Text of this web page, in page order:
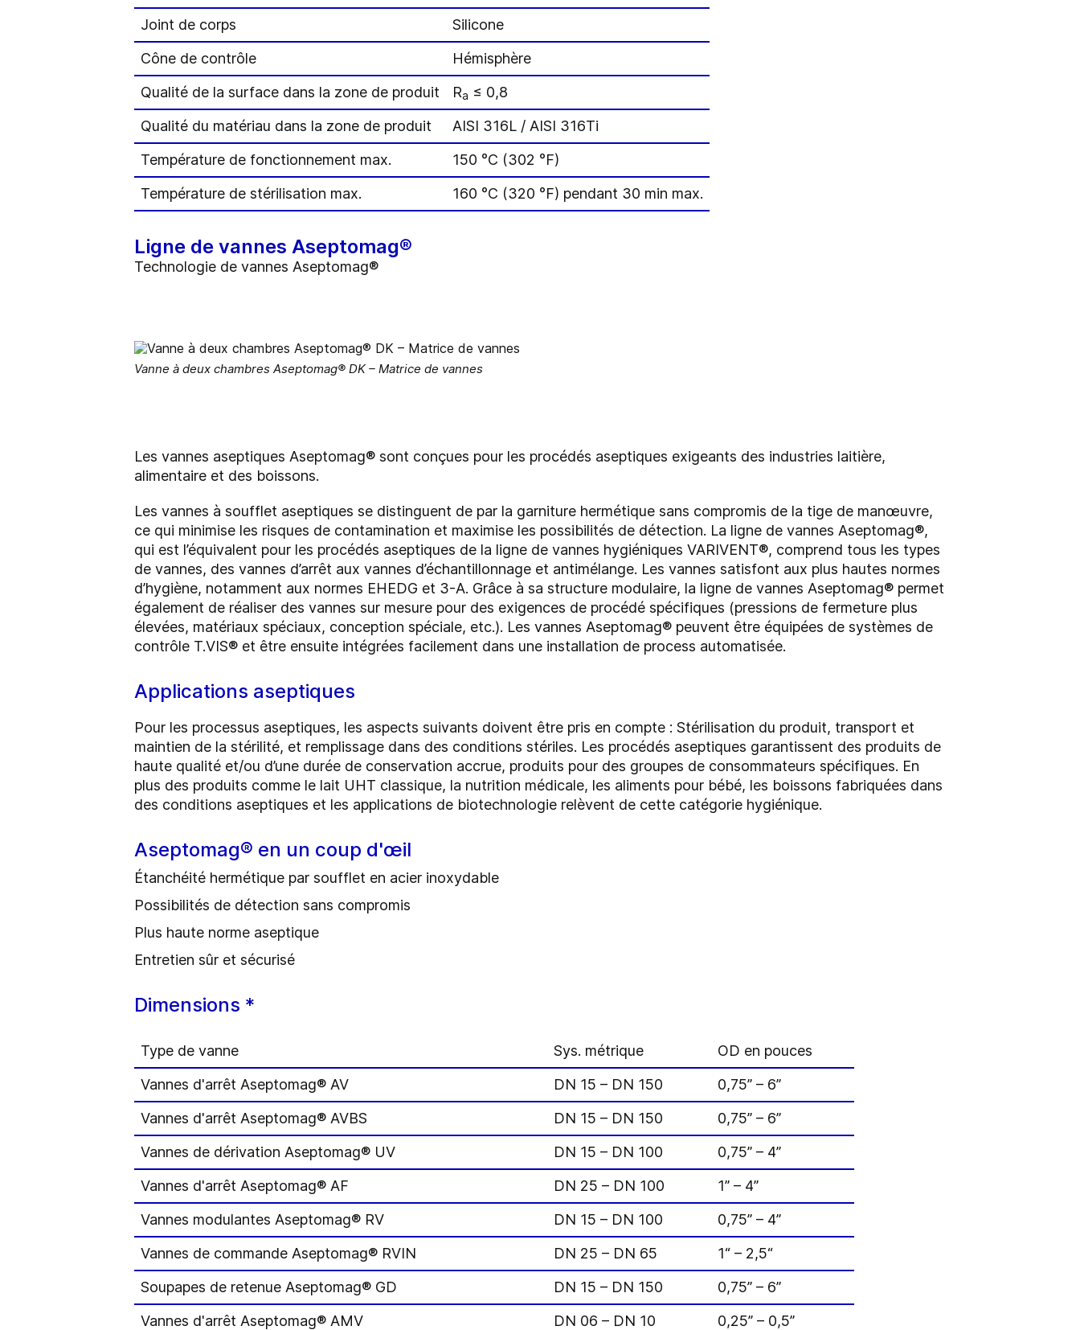
Joint de corps
Silicone
Cône de contrôle
Hémisphère
Qualité de la surface dans la zone de produit
Ra ≤ 0,8
Qualité du matériau dans la zone de produit
AISI 316L / AISI 316Ti
Température de fonctionnement max.
150 °C (302 °F)
Température de stérilisation max.
160 °C (320 °F) pendant 30 min max.
Ligne de vannes Aseptomag®
Technologie de vannes Aseptomag®
Vanne à deux chambres Aseptomag® DK – Matrice de vannes
Les vannes aseptiques Aseptomag® sont conçues pour les procédés aseptiques exigeants des industries laitière,
alimentaire et des boissons.
Les vannes à soufflet aseptiques se distinguent de par la garniture hermétique sans compromis de la tige de manœuvre,
ce qui minimise les risques de contamination et maximise les possibilités de détection. La ligne de vannes Aseptomag®,
qui est l’équivalent pour les procédés aseptiques de la ligne de vannes hygiéniques VARIVENT®, comprend tous les types
de vannes, des vannes d’arrêt aux vannes d’échantillonnage et antimélange. Les vannes satisfont aux plus hautes normes
d’hygiène, notamment aux normes EHEDG et 3-A. Grâce à sa structure modulaire, la ligne de vannes Aseptomag® permet
également de réaliser des vannes sur mesure pour des exigences de procédé spécifiques (pressions de fermeture plus
élevées, matériaux spéciaux, conception spéciale, etc.). Les vannes Aseptomag® peuvent être équipées de systèmes de
contrôle T.VIS® et être ensuite intégrées facilement dans une installation de process automatisée.
Applications aseptiques
Pour les processus aseptiques, les aspects suivants doivent être pris en compte : Stérilisation du produit, transport et
maintien de la stérilité, et remplissage dans des conditions stériles. Les procédés aseptiques garantissent des produits de
haute qualité et/ou d’une durée de conservation accrue, produits pour des groupes de consommateurs spécifiques. En
plus des produits comme le lait UHT classique, la nutrition médicale, les aliments pour bébé, les boissons fabriquées dans
des conditions aseptiques et les applications de biotechnologie relèvent de cette catégorie hygiénique.
Aseptomag® en un coup d'œil
Étanchéité hermétique par soufflet en acier inoxydable
Possibilités de détection sans compromis
Plus haute norme aseptique
Entretien sûr et sécurisé
Dimensions *
Type de vanne Sys. métrique
OD en pouces
Vannes d'arrêt Aseptomag® AV
DN 15 – DN 150
0,75” – 6”
Vannes d'arrêt Aseptomag® AVBS
DN 15 – DN 150
0,75” – 6”
Vannes de dérivation Aseptomag® UV
DN 15 – DN 100
0,75” – 4”
Vannes d'arrêt Aseptomag® AF
DN 25 – DN 100
1” – 4”
Vannes modulantes Aseptomag® RV
DN 15 – DN 100
0,75” – 4”
Vannes de commande Aseptomag® RVIN
DN 25 – DN 65
1“ – 2,5“
Soupapes de retenue Aseptomag® GD
DN 15 – DN 150
0,75” – 6”
Vannes d'arrêt Aseptomag® AMV
DN 06 – DN 10 0,25” – 0,5”